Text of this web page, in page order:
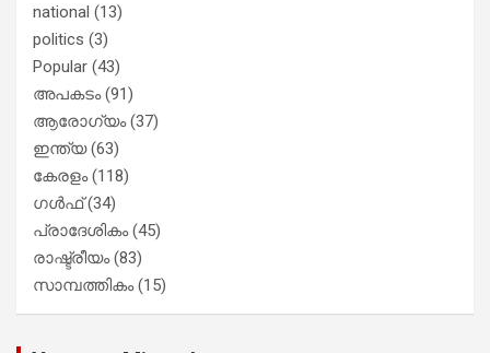
national (13)
politics (3)
Popular (43)
അപകടം(91)
ആരോഗ്യം(37)
ഇന്ത്യ(63)
കേരളം(118)
ഗൾഫ്(34)
പ്രാദേശികം(45)
രാഷ്ട്രീയം(83)
സാമ്പത്തികം(15)